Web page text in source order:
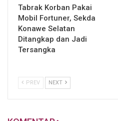
Tabrak Korban Pakai
Mobil Fortuner, Sekda
Konawe Selatan
Ditangkap dan Jadi
Tersangka
PREV NEXT